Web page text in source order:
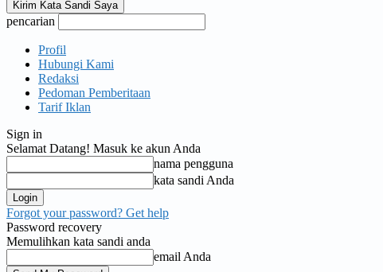
pencarian
Profil
Hubungi Kami
Redaksi
Pedoman Pemberitaan
Tarif Iklan
Sign in
Selamat Datang! Masuk ke akun Anda
nama pengguna
kata sandi Anda
Forgot your password? Get help
Password recovery
Memulihkan kata sandi anda
email Anda